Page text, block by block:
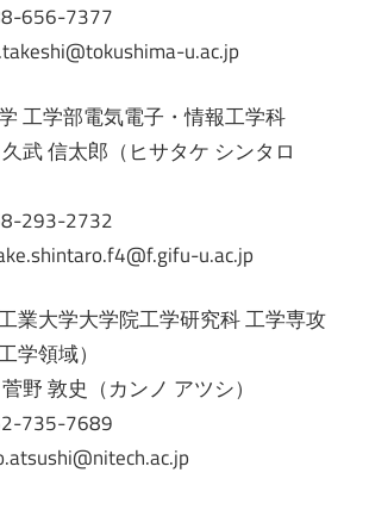
656-7377
u.ac.jp
工学部電気電子・情報工学科
武 信太郎（ヒサタケ シンタロ
293-2732
u.ac.jp
業大学大学院工学研究科 工学専攻
学領域）
野 敦史（カンノ アツシ）
735-7689